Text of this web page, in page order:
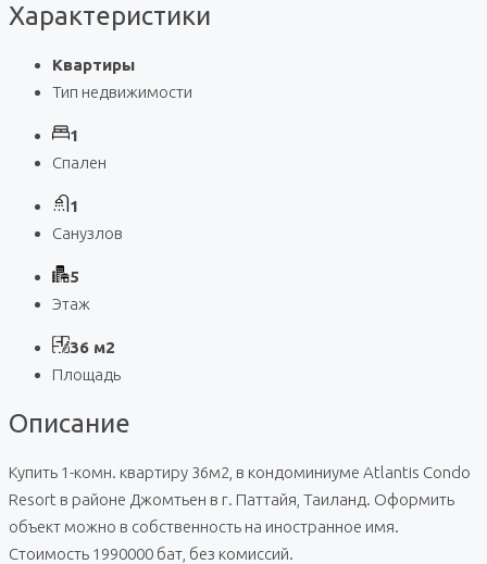
Характеристики
Квартиры
Тип недвижимости
1
Спален
1
Санузлов
5
Этаж
36 м2
Площадь
Описание
Купить 1-комн. квартиру 36м2, в кондоминиуме Atlantis Condo
Resort в районе Джомтьен в г. Паттайя, Таиланд. Оформить
объект можно в собственность на иностранное имя.
Стоимость 1990000 бат, без комиссий.